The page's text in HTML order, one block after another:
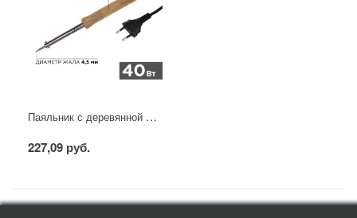
Паяльник с деревянной ручкой, серия WOOD, 40Вт, 230В, блистер PROconnect
227,09 руб.